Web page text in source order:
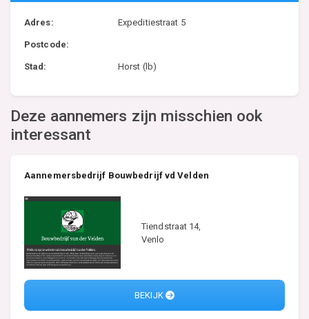
Adres: Expeditiestraat 5
Postcode:
Stad: Horst (lb)
Deze aannemers zijn misschien ook
interessant
Aannemersbedrijf Bouwbedrijf vd Velden
Tiendstraat 14,
Venlo
BEKIJK